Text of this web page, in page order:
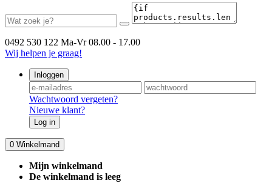
0492 530 122 Ma-Vr 08.00 - 17.00
Wij helpen je graag!
Inloggen
Wachtwoord vergeten?
Nieuwe klant?
Log in
0 Winkelmand
Mijn winkelmand
De winkelmand is leeg